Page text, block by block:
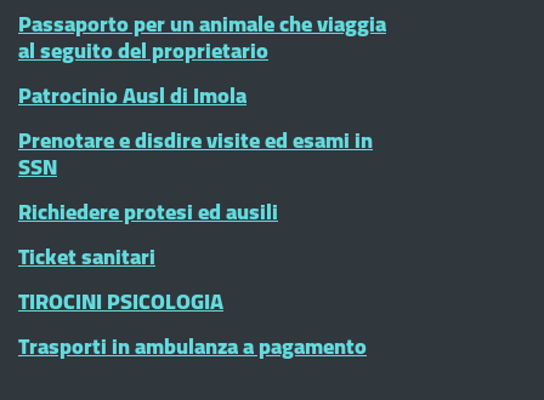
Passaporto per un animale che viaggia
al seguito del proprietario
Patrocinio Ausl di Imola
Prenotare e disdire visite ed esami in
SSN
Richiedere protesi ed ausili
Ticket sanitari
TIROCINI PSICOLOGIA
Trasporti in ambulanza a pagamento